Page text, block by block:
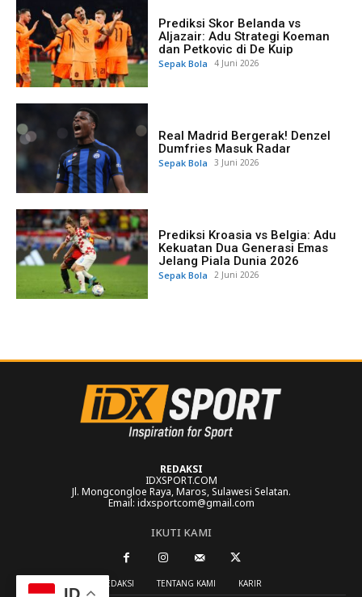
Prediksi Skor Belanda vs
Aljazair: Adu Strategi Koeman
dan Petkovic di De Kuip
Sepak Bola 4 Juni 2026
Real Madrid Bergerak! Denzel
Dumfries Masuk Radar
Sepak Bola 3 Juni 2026
Prediksi Kroasia vs Belgia: Adu
Kekuatan Dua Generasi Emas
Jelang Piala Dunia 2026
Sepak Bola 2 Juni 2026
REDAKSI
IDXSPORT.COM
Jl. Mongcongloe Raya, Maros, Sulawesi Selatan.
Email: idxsportcom@gmail.com
IKUTI KAMI
REDAKSI TENTANG KAMI KARIR